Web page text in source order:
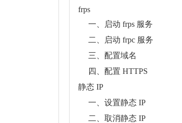
frps
一、启动 frps 服务
二、启动 frpc 服务
三、配置域名
四、配置 HTTPS
静态 IP
一、设置静态 IP
二、取消静态 IP